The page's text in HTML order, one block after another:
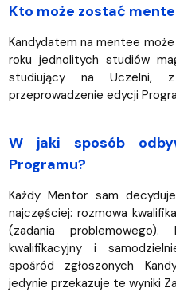
Kto może zostać
Kandydatem na mentee
roku jednolitych studiów
studiujący na Uczelni,
przeprowadzenie edycji
W jaki sposób
Programu?
Każdy Mentor sam
najczęściej: rozmowa
(zadania
kwalifikacyjny i
spośród zgłoszonych
jedynie przekazuje te wyniki